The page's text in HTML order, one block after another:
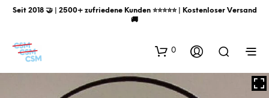
Seit 2018 🤝 | 2500+ zufriedene Kunden ⭐️⭐️⭐️⭐️⭐️ | Kostenloser Versand
🚚
0